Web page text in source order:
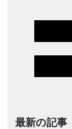
最新の記事